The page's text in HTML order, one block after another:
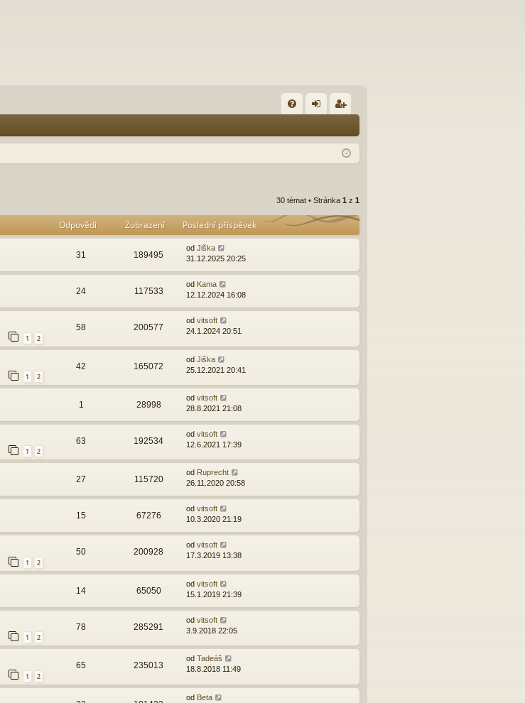
Q lá ist
30 témat • Stránka 1 z 1
Odpovědi Zobrazení Poslední příspěvek
31 189495
od Jiška
31.12.2025 20:25
24 117533
od Kama
12.12.2024 16:08
1 2
58 200577
od vitsoft
24.1.2024 20:51
1 2
42 165072
od Jiška
25.12.2021 20:41
1 28998
od vitsoft
28.8.2021 21:08
1 2
63 192534
od vitsoft
12.6.2021 17:39
27 115720
od Ruprecht
26.11.2020 20:58
15 67276
od vitsoft
10.3.2020 21:19
1 2
50 200928
od vitsoft
17.3.2019 13:38
14 65050
od vitsoft
15.1.2019 21:39
1 2
78 285291
od vitsoft
3.9.2018 22:05
1 2
65 235013
od Tadeáš
18.8.2018 11:49
od Beta